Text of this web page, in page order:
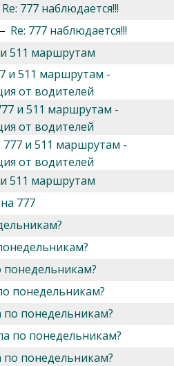
Re: 777 наблюдается!!!
Re: 777 наблюдается!!!
511 маршрутам
и 511 маршрутам -
от водителей
и 511 маршрутам -
от водителей
777 и 511 маршрутам -
от водителей
511 маршрутам
777
понедельникам?
понедельникам?
по понедельникам?
по понедельникам?
по понедельникам?